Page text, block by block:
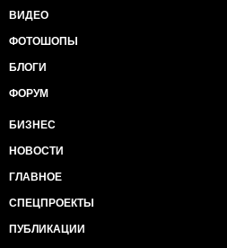
ВИДЕО
ФОТОШОПЫ
БЛОГИ
ФОРУМ
БИЗНЕС
НОВОСТИ
ГЛАВНОЕ
СПЕЦПРОЕКТЫ
ПУБЛИКАЦИИ